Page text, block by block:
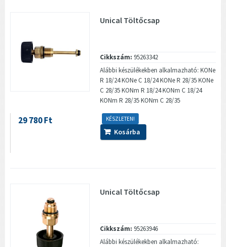
Unical Töltőcsap
Cikkszám: 95263342
Alábbi készülékekben alkalmazható: KONe
R 18/24 KONe C 18/24 KONe R 28/35 KONe
C 28/35 KONm R 18/24 KONm C 18/24
KONm R 28/35 KONm C 28/35
KÉSZLETEN!
29 780 Ft
Kosárba
Unical Töltőcsap
Cikkszám: 95263946
Alábbi készülékekben alkalmazható: